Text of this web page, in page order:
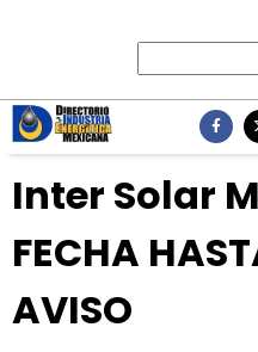
Inter Solar
FECHA
AVISO